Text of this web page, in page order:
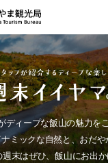
ディープな飯山の魅力を
ミックな自然と、おだ
末はぜひ、飯山にお出